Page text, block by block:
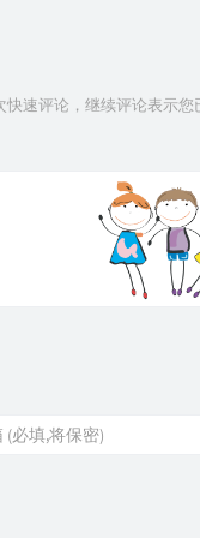
速评论，继续评论表示您